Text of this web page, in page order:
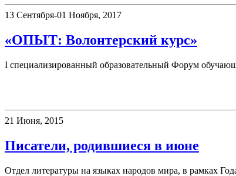
13 Сентября-01 Ноября, 2017
«ОПЫТ: Волонтерский курс»
I специализированный образовательный Форум
21 Июня, 2015
Писатели, родившиеся в июне
Отдел литературы на языках народов мира, в рамках